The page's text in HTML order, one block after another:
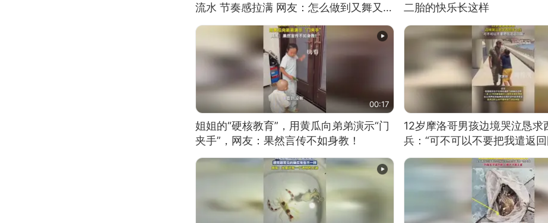
流水 节奏感拉满 网友：怎么做到又舞又武
二胎的快乐长这样
00:17
姐姐的“硬核教育”，用黄瓜向弟弟演示“门
夹手”，网友：果然言传不如身教！
12岁摩洛哥男孩边境哭泣恳求
兵：“可不可以不要把我遣返回